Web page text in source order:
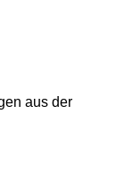
aus der